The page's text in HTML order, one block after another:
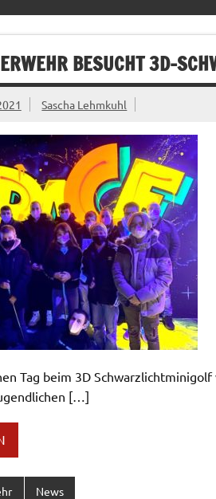
BESUCHT 3D-
Sascha Lehmkuhl
Tag beim 3D
[…]
News